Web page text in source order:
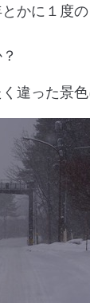
かに１度の
違った景色